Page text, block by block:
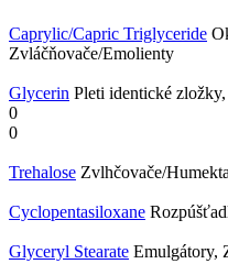
Caprylic/​Capric Triglyceride
Zvláčňovače/Emolienty
Glycerin Pleti identické
0
0
Trehalose Zvlhčovače/
Cyclopentasiloxane
Glyceryl Stearate Emulgátory,